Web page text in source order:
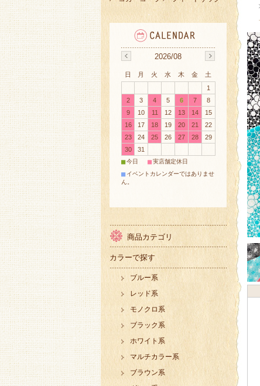
2026/08
日 月 火 水 木 金
土
1
2
3 4 5 6 7
8
9
10 11 12 13 14
15
16
17 18 19 20 21
22
23
24 25 26 27 28
29
30
31
■今日 ■実店舗定休日
■ イベントカレンダーではありませ
ん。
商品カテゴリ
カラーで探す
ブルー系
レッド系
モノクロ系
ブラック系
ホワイト系
マルチカラー系
ブラウン系